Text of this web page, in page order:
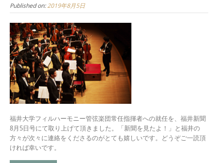
Published on:2019年8月5日
福井大学フィルハーモニー管弦楽団常任指揮者への就任を、福井新聞
8月5日号にて取り上げて頂きました。「新聞を見たよ！」と福井の
方々が次々に連絡をくださるのがとても嬉しいです。どうぞご一読頂
ければ幸いです。